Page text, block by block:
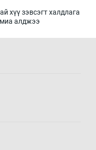
хүү зэвсэгт халдлага
алджээ